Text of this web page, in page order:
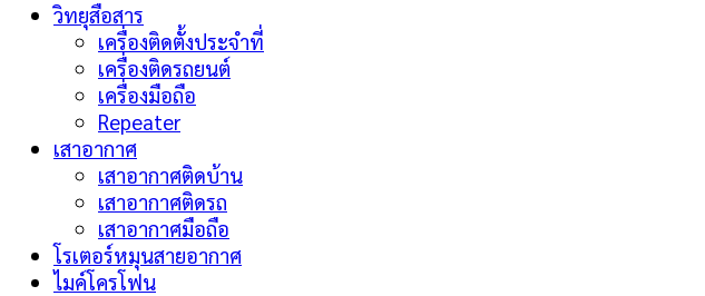
วิทยุสือสาร
เครื่องติดตั้งประจำที่
เครื่องติดรถยนต์
เครื่องมือถือ
Repeater
เสาอากาศ
เสาอากาศติดบ้าน
เสาอากาศติดรถ
เสาอากาศมือถือ
โรเตอร์หมุนสายอากาศ
ไมค์โครโฟน